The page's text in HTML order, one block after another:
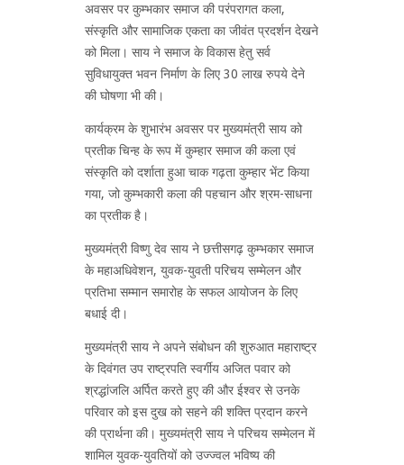
अवसर पर कुम्भकार समाज की परंपरागत कला,
संस्कृति और सामाजिक एकता का जीवंत प्रदर्शन देखने
को मिला। साय ने समाज के विकास हेतु सर्व
सुविधायुक्त भवन निर्माण के लिए 30 लाख रुपये देने
की घोषणा भी की।
कार्यक्रम के शुभारंभ अवसर पर मुख्यमंत्री साय को
प्रतीक चिन्ह के रूप में कुम्हार समाज की कला एवं
संस्कृति को दर्शाता हुआ चाक गढ़ता कुम्हार भेंट किया
गया, जो कुम्भकारी कला की पहचान और श्रम-साधना
का प्रतीक है।
मुख्यमंत्री विष्णु देव साय ने छत्तीसगढ़ कुम्भकार समाज
के महाअधिवेशन, युवक-युवती परिचय सम्मेलन और
प्रतिभा सम्मान समारोह के सफल आयोजन के लिए
बधाई दी।
मुख्यमंत्री साय ने अपने संबोधन की शुरुआत महाराष्ट्र
के दिवंगत उप राष्ट्रपति स्वर्गीय अजित पवार को
श्रद्धांजलि अर्पित करते हुए की और ईश्वर से उनके
परिवार को इस दुख को सहने की शक्ति प्रदान करने
की प्रार्थना की। मुख्यमंत्री साय ने परिचय सम्मेलन में
शामिल युवक-युवतियों को उज्ज्वल भविष्य की